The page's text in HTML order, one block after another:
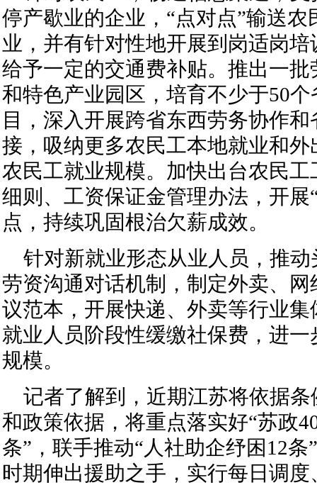
停产歇业的企业，“点对点”输送
业，并有针对性地开展到岗适岗
给予一定的交通费补贴。推出一
和特色产业园区，培育不少于50
目，深入开展跨省东西劳务协作
接，吸纳更多农民工本地就业和
农民工就业规模。加快出台农民
细则、工资保证金管理办法，开展
点，持续巩固根治欠薪成效。
针对新就业形态从业人员，推
劳资沟通对话机制，制定外卖、
议范本，开展快递、外卖等行业
就业人员阶段性缓缴社保费，进
规模。
记者了解到，近期江苏将依据
和政策依据，将重点落实好“苏政
条”，联手推动“人社助企纾困12
时期伸出援助之手，实行每日调